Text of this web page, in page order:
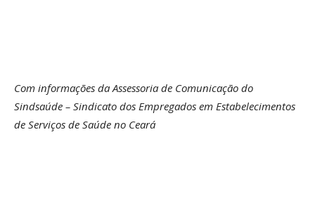
Com informações da Assessoria de Comunicação do
Sindsaúde – Sindicato dos Empregados em Estabelecimentos
de Serviços de Saúde no Ceará